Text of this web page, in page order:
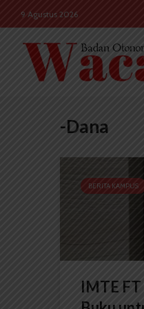
9 Agustus 2026
-Dana
BERITA KAMPUS
IMTE FT